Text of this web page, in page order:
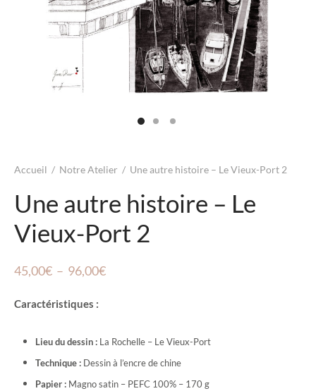
Accueil / Notre Atelier / Une autre histoire – Le Vieux-Port 2
Une autre histoire – Le
Vieux-Port 2
45,00€ – 96,00€Plage
Caractéristiques :
Lieu du dessin : La Rochelle – Le Vieux-Port
Technique : Dessin à l’encre de chine
Papier : Magno satin – PEFC 100% – 170 g